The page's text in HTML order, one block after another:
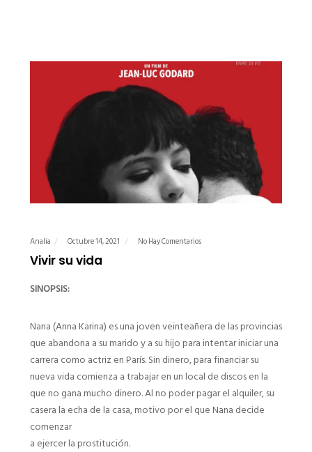
Analia Octubre 14, 2021 No Hay Comentarios
Vivir su vida
SINOPSIS:
Nana (Anna Karina) es una joven veinteañera de las provincias
que abandona a su marido y a su hijo para intentar iniciar una
carrera como actriz en París. Sin dinero, para financiar su
nueva vida comienza a trabajar en un local de discos en la
que no gana mucho dinero. Al no poder pagar el alquiler, su
casera la echa de la casa, motivo por el que Nana decide
comenzar
a ejercer la prostitución.